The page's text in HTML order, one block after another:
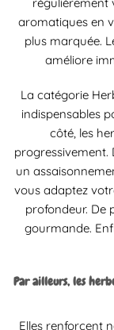
aromatiques en
plus marquée.
améliore
La catégorie
indispensables
côté, les
progressivement.
un
vous adaptez
profondeur. De
gourmande.
Par ailleurs, les
Elles renforcent